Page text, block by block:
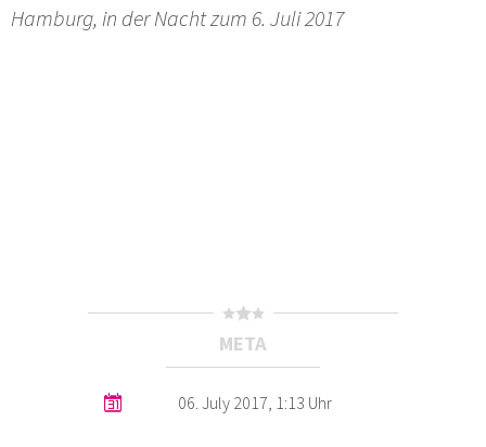
Hamburg, in der Nacht zum 6. Juli 2017
META
06. July 2017, 1:13 Uhr